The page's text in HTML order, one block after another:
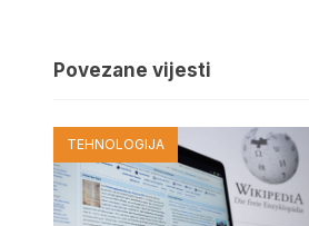
Povezane vijesti
TEHNOLOGIJA